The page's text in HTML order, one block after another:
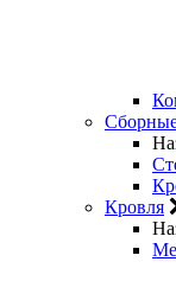
Кровля